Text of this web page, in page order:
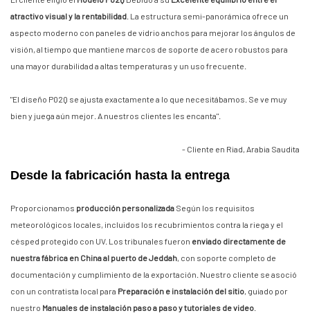
atractivo visual y la rentabilidad . La estructura semi-panorámica ofrece un
aspecto moderno con paneles de vidrio anchos para mejorar los ángulos de
visión, al tiempo que mantiene marcos de soporte de acero robustos para
una mayor durabilidad a altas temperaturas y un uso frecuente.
"El diseño P02Q se ajusta exactamente a lo que necesitábamos. Se ve muy
bien y juega aún mejor. A nuestros clientes les encanta".
- Cliente en Riad, Arabia Saudita
Desde la fabricación hasta la entrega
Proporcionamos producción personalizada Según los requisitos
meteorológicos locales, incluidos los recubrimientos contra la riega y el
césped protegido con UV. Los tribunales fueron enviado directamente de
nuestra fábrica en China al puerto de Jeddah , con soporte completo de
documentación y cumplimiento de la exportación. Nuestro cliente se asoció
con un contratista local para Preparación e instalación del sitio , guiado por
nuestro Manuales de instalación paso a paso y tutoriales de video